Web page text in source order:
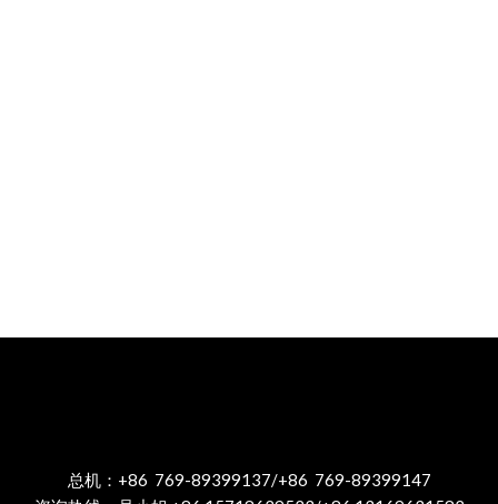
总机：+86 769-89399137/+86 769-89399147